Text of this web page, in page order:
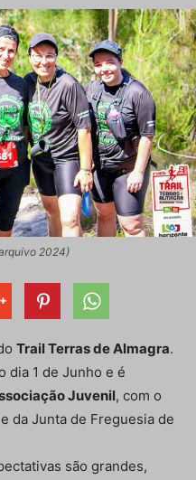
2024)
Trail Terras de Almagra.
dia 1 de Junho e é
Juvenil, com o
da Junta de Freguesia de
são grandes,